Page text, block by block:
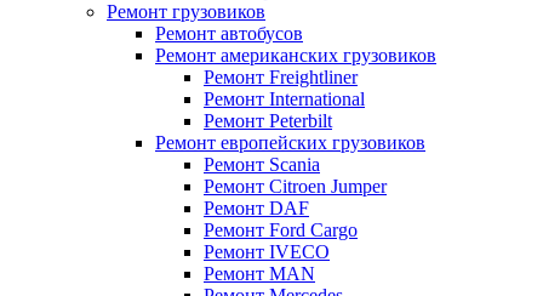
Ремонт грузовиков
Ремонт автобусов
Ремонт американских грузовиков
Ремонт Freightliner
Ремонт International
Ремонт Peterbilt
Ремонт европейских грузовиков
Ремонт Scania
Ремонт Citroen Jumper
Ремонт DAF
Ремонт Ford Cargo
Ремонт IVECO
Ремонт MAN